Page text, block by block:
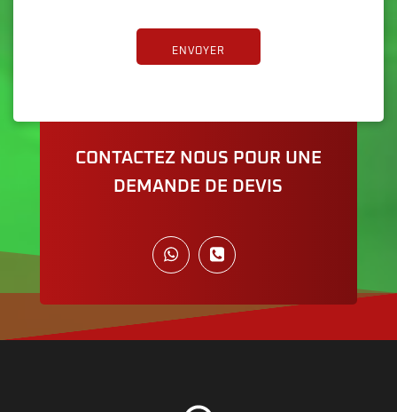
ENVOYER
CONTACTEZ NOUS POUR UNE
DEMANDE DE DEVIS